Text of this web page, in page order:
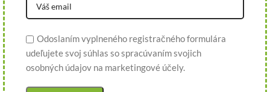
Odoslaním vyplneného registračného formulára
udeľujete svoj súhlas so spracúvaním svojich
osobných údajov na marketingové účely.